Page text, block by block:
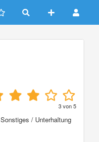
3von5
Sonstiges / Unterhaltung